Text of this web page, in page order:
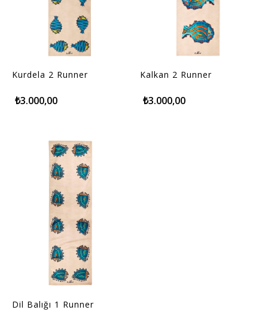
Kurdela 2 Runner
₺3.000,00
Kalkan 2 Runner
₺3.000,00
Dil Balığı 1 Runner